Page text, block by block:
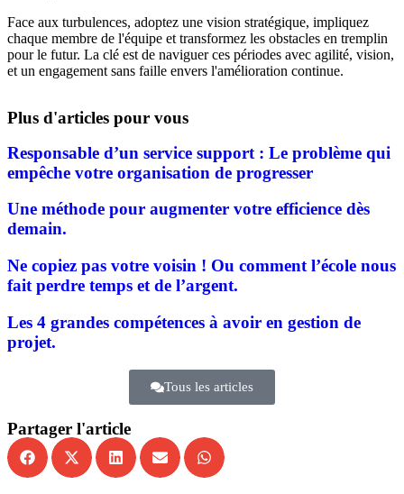
Face aux turbulences, adoptez une vision stratégique, impliquez
chaque membre de l'équipe et transformez les obstacles en tremplin
pour le futur. La clé est de naviguer ces périodes avec agilité, vision,
et un engagement sans faille envers l'amélioration continue.
Plus d'articles pour vous
Responsable d’un service support : Le problème qui
empêche votre organisation de progresser
Une méthode pour augmenter votre efficience dès
demain.
Ne copiez pas votre voisin ! Ou comment l’école nous
fait perdre temps et de l’argent.
Les 4 grandes compétences à avoir en gestion de
projet.
Tous les articles
Partager l'article